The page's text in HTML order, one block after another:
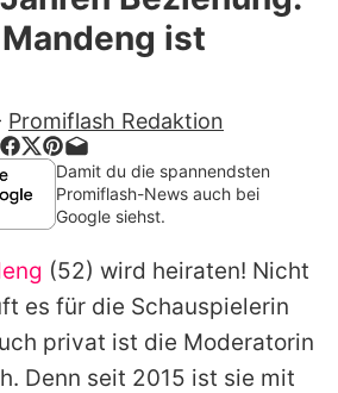
auf Promiflash
runterladen
Team
Richtlinien
Impressum
ist
Promiflash Redaktion
Damit du die spannendsten
Promiflash-News auch bei
Google siehst.
(52) wird heiraten! Nicht
es für die Schauspielerin
privat ist die Moderatorin
Denn seit 2015 ist sie mit